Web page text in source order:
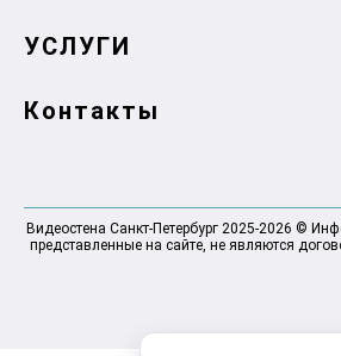
УСЛУГИ
Контакты
Видеостена Санкт-Петербург 2025-2026 ©
представленные на сайте, не являются